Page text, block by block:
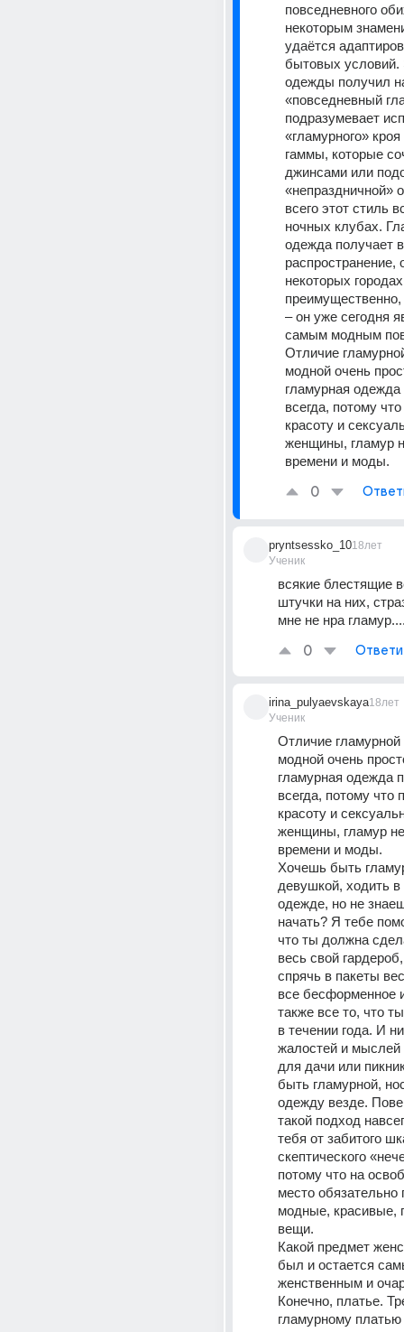
повседневного
некоторым
удаётся
бытовых условий.
одежды получил
«повседневный
подразумевает
«гламурного»
гаммы, которые
джинсами или
«непраздничной»
всего этот стиль
ночных клубах.
одежда получает
распространение,
некоторых
– он уже сегодня
самым модным
Отличие
модной очень
гламурная одежда
всегда, потому
красоту и
женщины, гламур
времени и моды.
0
pryntsessko_10
Ученик
18лет
всякие блестящие
штучки на них,
мне не нра
0
irina_pulyaevskaya
Ученик
18лет
Отличие
модной очень
гламурная одежда
всегда, потому что
красоту и
женщины, гламур
времени и моды.
Хочешь быть
девушкой, ходить в
одежде, но не
начать? Я тебе
что ты должна
весь свой
спрячь в пакеты
все бесформенное
также все то, что
в течении года. И
жалостей и мыслей
для дачи или
быть гламурной,
одежду везде.
такой подход
тебя от забитого
скептического
потому что на
место обязательно
модные, красивые,
вещи.
Какой предмет
был и остается
женственным и
Конечно, платье.
гламурному